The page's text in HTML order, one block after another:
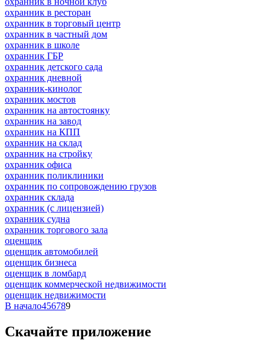
охранник в ресторан
охранник в торговый центр
охранник в частный дом
охранник в школе
охранник ГБР
охранник детского сада
охранник дневной
охранник-кинолог
охранник мостов
охранник на автостоянку
охранник на завод
охранник на КПП
охранник на склад
охранник на стройку
охранник офиса
охранник поликлиники
охранник по сопровождению грузов
охранник склада
охранник (с лицензией)
охранник судна
охранник торгового зала
оценщик
оценщик автомобилей
оценщик бизнеса
оценщик в ломбард
оценщик коммерческой недвижимости
оценщик недвижимости
В начало456789
Скачайте приложение